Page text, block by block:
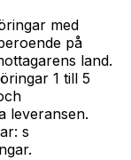
med
på
land.
1 till 5
leveransen.
s